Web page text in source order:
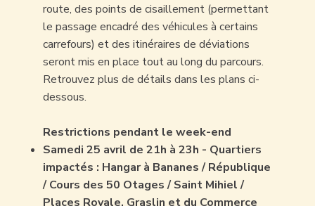
route, des points de cisaillement (permettant
le passage encadré des véhicules à certains
carrefours) et des itinéraires de déviations
seront mis en place tout au long du parcours.
Retrouvez plus de détails dans les plans ci-
dessous.
Restrictions pendant le week-end
Samedi 25 avril de 21h à 23h - Quartiers
impactés : Hangar à Bananes / République
/ Cours des 50 Otages / Saint Mihiel /
Places Royale, Graslin et du Commerce